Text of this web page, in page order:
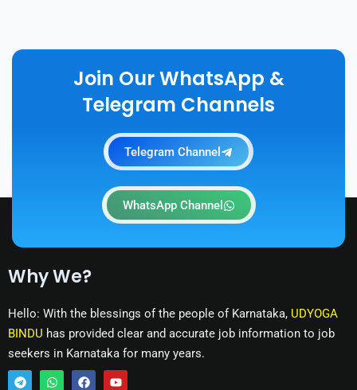
Join Our WhatsApp &
Telegram Channels
Telegram Channel
WhatsApp Channel
Why We?
Hello: With the blessings of the people of Karnataka, UDYOGA
BINDU has provided clear and accurate job information to job
seekers in Karnataka for many years.